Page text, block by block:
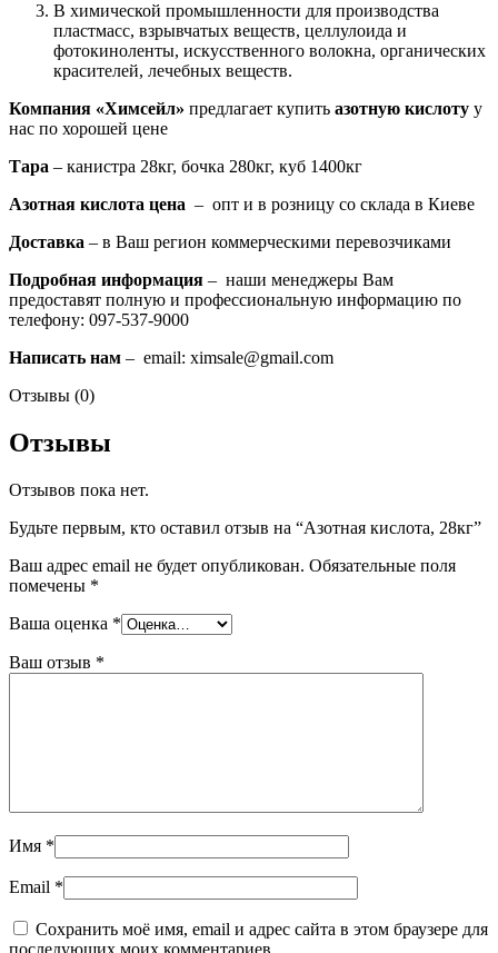
В химической промышленности для производства
пластмасс, взрывчатых веществ, целлулоида и
фотокиноленты, искусственного волокна, органических
красителей, лечебных веществ.
Компания «Химсейл» предлагает купить азотную кислоту у
нас по хорошей цене
Тара – канистра 28кг, бочка 280кг, куб 1400кг
Азотная кислота цена – опт и в розницу со склада в Киеве
Доставка – в Ваш регион коммерческими перевозчиками
Подробная информация – наши менеджеры Вам
предоставят полную и профессиональную информацию по
телефону: 097-537-9000
Написать нам – email: ximsale@gmail.com
Отзывы (0)
Отзывы
Отзывов пока нет.
Будьте первым, кто оставил отзыв на “Азотная кислота, 28кг”
Ваш адрес email не будет опубликован. Обязательные поля
помечены *
Ваша оценка *
Ваш отзыв *
Имя *
Email *
Сохранить моё имя, email и адрес сайта в этом браузере для
последующих моих комментариев.